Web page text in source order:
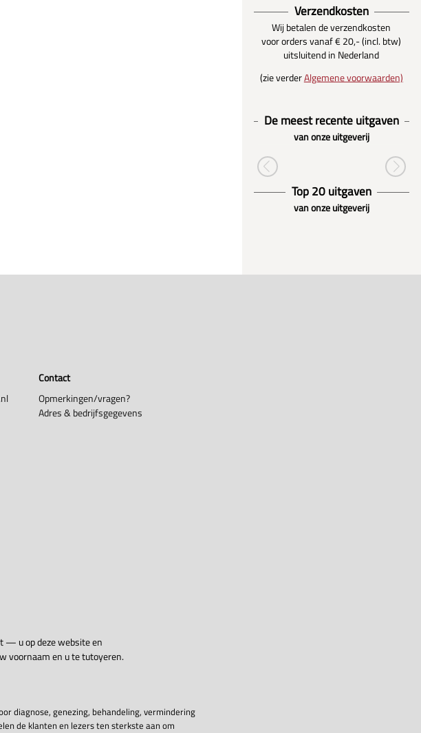
Verzendkosten
Wij betalen de verzendkosten
voor orders vanaf € 20,- (incl. btw)
uitsluitend in Nederland
(zie verderAlgemene voorwaarden)
De meest recente uitgaven
van onze uitgeverij
Top 20 uitgaven
van onze uitgeverij
Contact
Opmerkingen/vragen?
Adres & bedrijfsgegevens
— u op deze website en
voornaam en u te tutoyeren.
diagnose, genezing, behandeling, vermindering
de klanten en lezers ten sterkste aan om